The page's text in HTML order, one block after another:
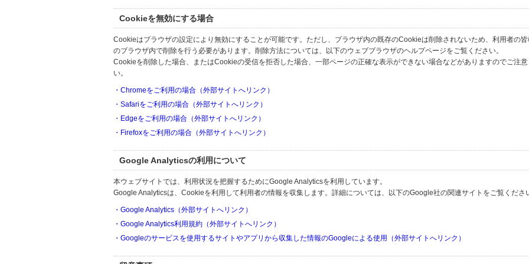
Cookieを無効にする場合
Cookieはブラウザの設定により無効にすることが可能です。ただし、ブラウザ内の既存のCookieは削除されないため、利用者の
のブラウザ内で削除を行う必要があります。削除方法については、以下のウェブブラウザのヘルプページをご覧ください。
Cookieを削除した場合、またはCookieの受信を拒否した場合、一部ページの正確な表示ができない場合などがありますのでご注意
い。
・Chromeをご利用の場合（外部サイトへリンク）
・Safariをご利用の場合（外部サイトへリンク）
・Edgeをご利用の場合（外部サイトへリンク）
・Firefoxをご利用の場合（外部サイトへリンク）
Google Analyticsの利用について
本ウェブサイトでは、利用状況を把握するためにGoogle Analyticsを利用しています。
Google Analyticsは、Cookieを利用して利用者の情報を収集します。詳細については、以下のGoogle社の関連サイトをご覧くださ
・Google Analytics（外部サイトへリンク）
・Google Analytics利用規約（外部サイトへリンク）
・Googleのサービスを使用するサイトやアプリから収集した情報のGoogleによる使用（外部サイトへリンク）